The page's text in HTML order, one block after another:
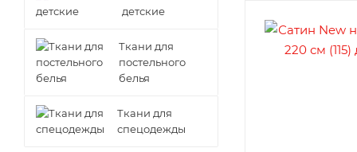
детские
Ткани для
постельного
белья
Ткани для
спецодежды